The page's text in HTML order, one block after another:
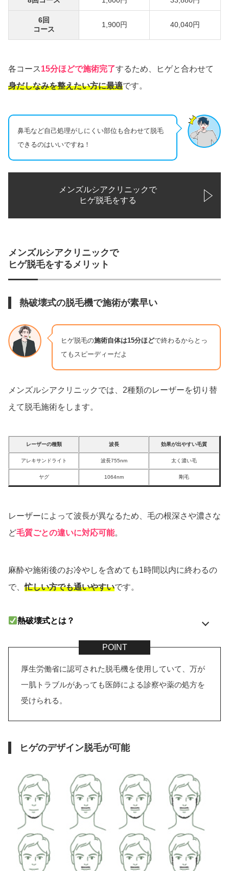
6回
コース
1,900円 40,040円
各コース15分ほどで施術完了するため、ヒゲと合わせて
身だしなみを整えたい方に最適です。
鼻毛など自己処理がしにくい部位も合わせて脱毛
できるのはいいですね！
メンズルシアクリニックで
ヒゲ脱毛をする
メンズルシアクリニックで
ヒゲ脱毛をするメリット
熱破壊式の脱毛機で施術が素早い
ヒゲ脱毛の施術自体は15分ほどで終わるからとっ
てもスピーディーだよ
メンズルシアクリニックでは、2種類のレーザーを切り替
えて脱毛施術をします。
レーザーの種類 波長 効果が出やすい毛質
アレキサンドライト 波長755nm 太く濃い毛
ヤグ 1064nm 剛毛
レーザーによって波長が異なるため、毛の根深さや濃さな
ど毛質ごとの違いに対応可能。
麻酔や施術後のお冷やしを含めても1時間以内に終わるの
で、忙しい方でも通いやすいです。
熱破壊式とは？
厚生労働省に認可された脱毛機を使用していて、万が
一肌トラブルがあっても医師による診察や薬の処方を
受けられる。
ヒゲのデザイン脱毛が可能